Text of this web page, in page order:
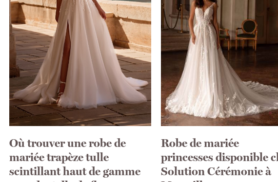
Où trouver une robe de
mariée trapèze tulle
scintillant haut de gamme
Robe de mariée
princesses disponible
Solution Cérémonie à